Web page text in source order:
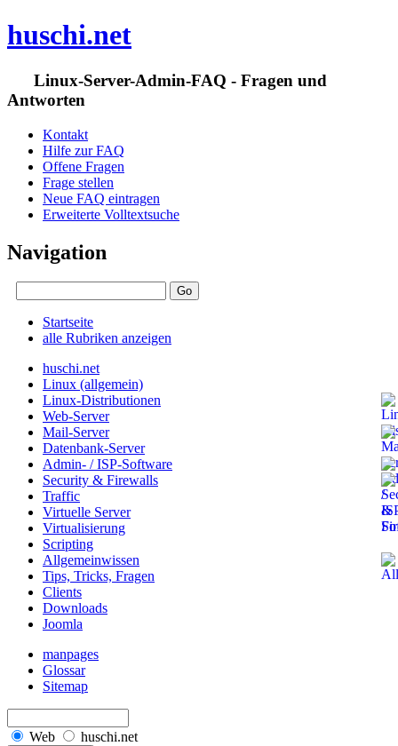
huschi.net
Linux-Server-Admin-FAQ - Fragen und
Antworten
Kontakt
Hilfe zur FAQ
Offene Fragen
Frage stellen
Neue FAQ eintragen
Erweiterte Volltextsuche
Navigation
Startseite
alle Rubriken anzeigen
huschi.net
Linux (allgemein)
Linux-Distributionen
Web-Server
Mail-Server
Datenbank-Server
Admin- / ISP-Software
Security & Firewalls
Traffic
Virtuelle Server
Virtualisierung
Scripting
Allgemeinwissen
Tips, Tricks, Fragen
Clients
Downloads
Joomla
manpages
Glossar
Sitemap
Web huschi.net